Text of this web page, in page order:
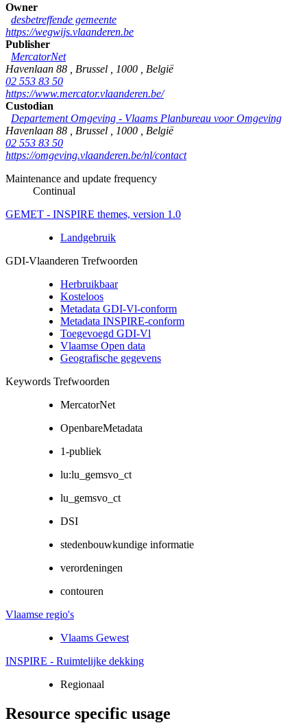
Owner
desbetreffende gemeente
https://wegwijs.vlaanderen.be
Publisher
MercatorNet
Havenlaan 88
Brussel 1000
België
02 553 83 50
https://www.mercator.vlaanderen.be/
Custodian
Departement Omgeving - Vlaams Planbureau voor Omgeving
Havenlaan 88
Brussel 1000
België
02 553 83 50
https://omgeving.vlaanderen.be/nl/contact
Maintenance and update frequency
Continual
GEMET - INSPIRE themes, version 1.0
Landgebruik
GDI-Vlaanderen Trefwoorden
Herbruikbaar
Kosteloos
Metadata GDI-Vl-conform
Metadata INSPIRE-conform
Toegevoegd GDI-Vl
Vlaamse Open data
Geografische gegevens
Keywords Trefwoorden
MercatorNet
OpenbareMetadata
1-publiek
lu:lu_gemsvo_ct
lu_gemsvo_ct
DSI
stedenbouwkundige informatie
verordeningen
contouren
Vlaamse regio's
Vlaams Gewest
INSPIRE - Ruimtelijke dekking
Regionaal
Resource specific usage